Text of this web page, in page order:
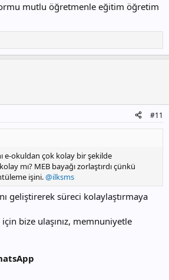
mutlu öğretmenle eğitim öğretim
#11
e-okuldan çok kolay bir şekilde
mı? MEB bayağı zorlaştırdı çünkü
işini.@ilksms
geliştirerek süreci kolaylaştırmaya
bize ulaşınız, memnuniyetle